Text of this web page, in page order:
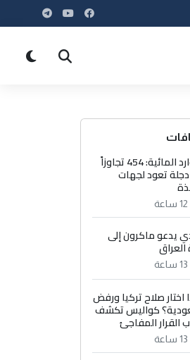
الموارد المائية: 454 تجاوزاً
تعود لجهات
يدعو ماكرون إلى
العراق
اختار صلاح تركيا ورفض
كواليس تكشف
القرار المفاجئ